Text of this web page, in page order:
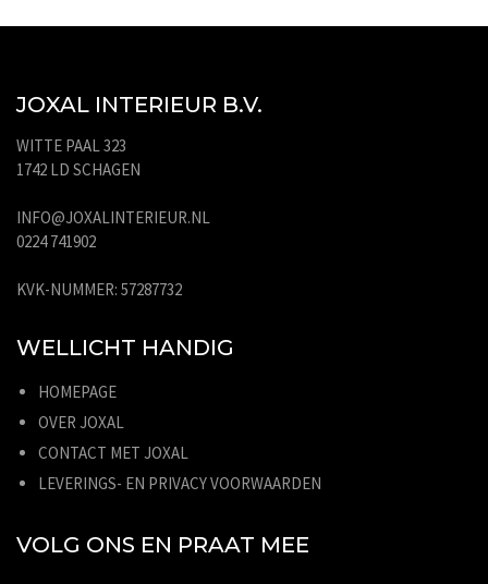
JOXAL INTERIEUR B.V.
WITTE PAAL 323
1742 LD SCHAGEN
INFO@JOXALINTERIEUR.NL
0224 741902
KVK-NUMMER: 57287732
WELLICHT HANDIG
HOMEPAGE
OVER JOXAL
CONTACT MET JOXAL
LEVERINGS- EN PRIVACY VOORWAARDEN
VOLG ONS EN PRAAT MEE